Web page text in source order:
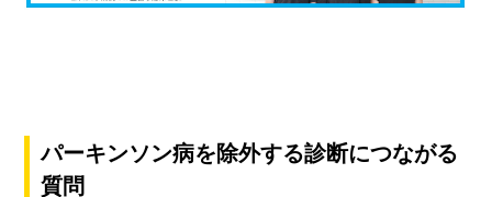
パーキンソン病を除外する診断につながる
質問